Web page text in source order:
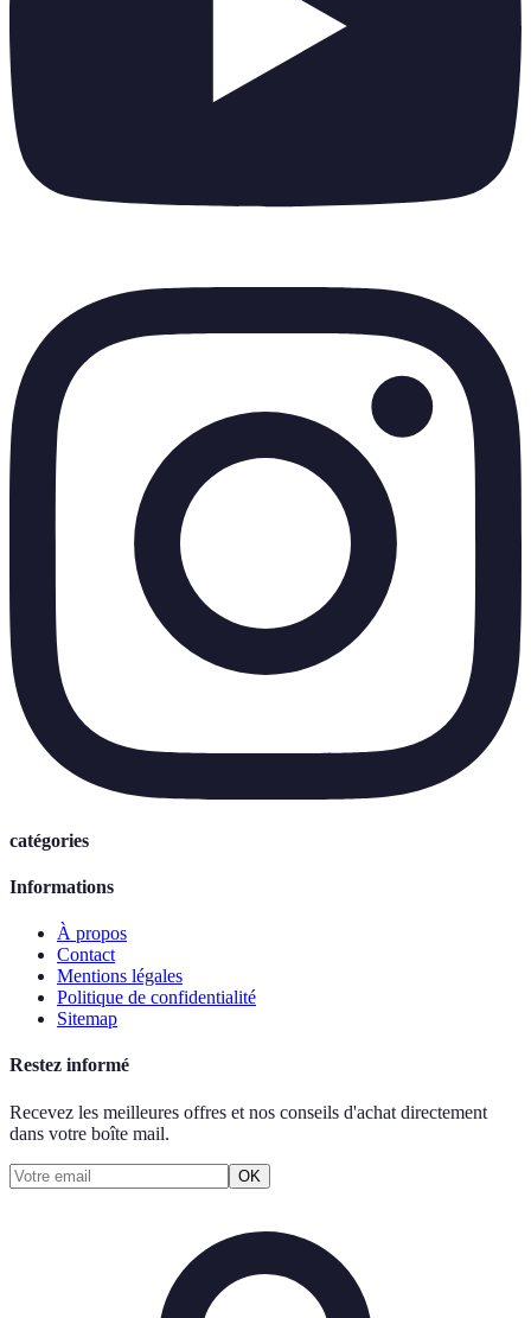
catégories
Informations
À propos
Contact
Mentions légales
Politique de confidentialité
Sitemap
Restez informé
Recevez les meilleures offres et nos conseils d'achat directement
dans votre boîte mail.
OK